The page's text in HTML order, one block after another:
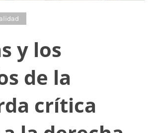
y los
de la
crítica